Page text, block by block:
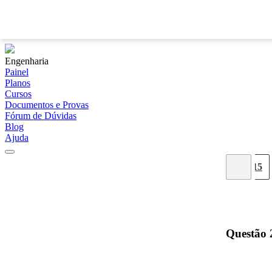
Engenharia
Painel
Planos
Cursos
Documentos e Provas
Fórum de Dúvidas
Blog
Ajuda
15
Questão